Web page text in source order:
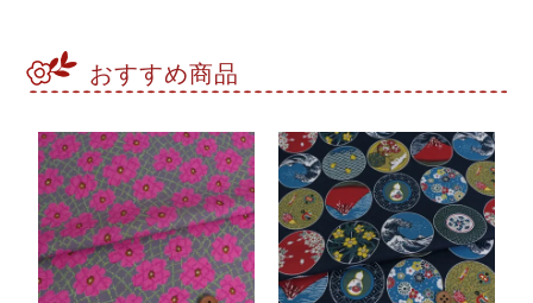
おすすめ商品